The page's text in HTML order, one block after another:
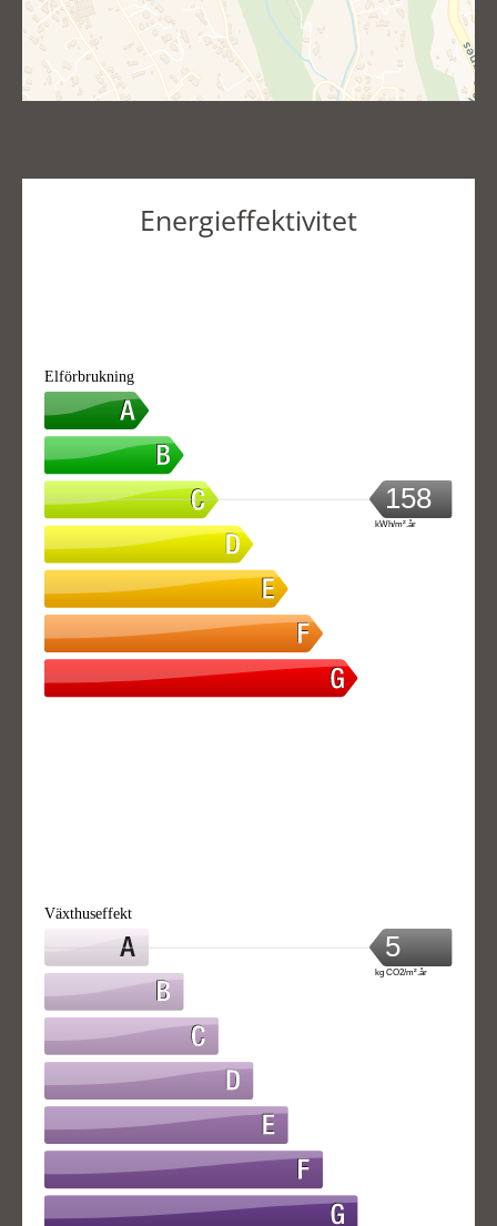
Energieffektivitet
Elförbrukning
158
kWh/m².år
Växthuseffekt
5
kg CO2/m².år